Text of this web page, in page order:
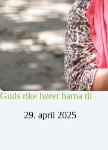
Guds rike hører barna til
29. april 2025